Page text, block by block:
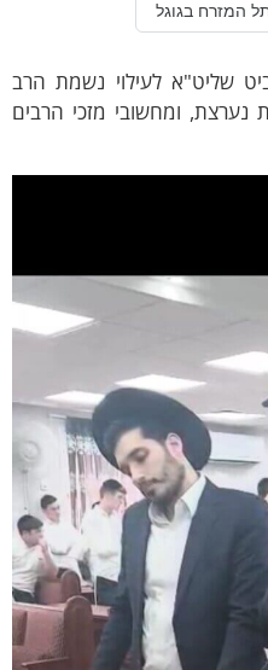
בגוגל
לעילוי נשמת הרב
ומחשובי מזכי הרבים